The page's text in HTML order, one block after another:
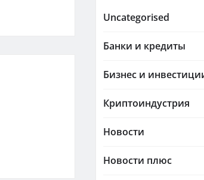
Uncategorised
Банки и кредиты
Бизнес и
Криптоиндустрия
Новости
Новости плюс